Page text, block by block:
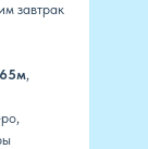
завтрак
,